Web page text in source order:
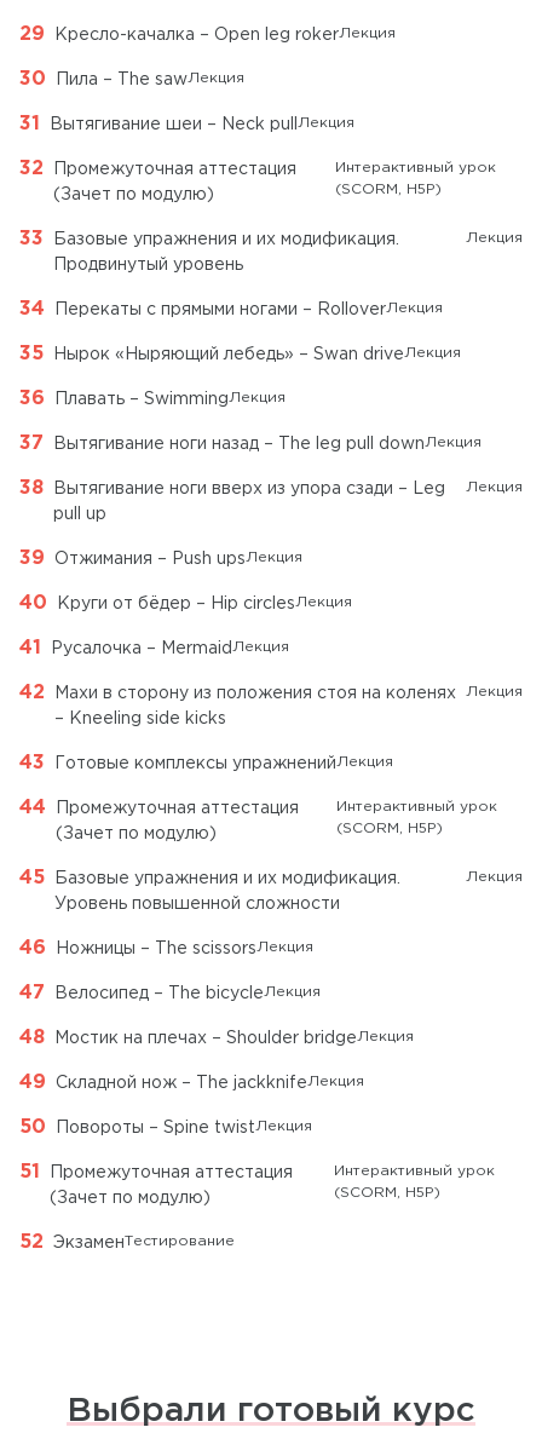
Кресло-качалка – Open leg rokerЛекция
Пила – The sawЛекция
Вытягивание шеи – Neck pull Лекция
Промежуточная аттестация
(Зачет по модулю)
Интерактивный урок
(SCORM, H5P)
Базовые упражнения и их модификация.
Продвинутый уровень
Лекция
Перекаты с прямыми ногами – RolloverЛекция
Нырок «Ныряющий лебедь» – Swan drive Лекция
Плавать – Swimming Лекция
Вытягивание ноги назад – The leg pull down Лекция
Вытягивание ноги вверх из упора сзади – Leg
pull up
Лекция
Отжимания – Push ups Лекция
Круги от бёдер – Hip circles Лекция
Русалочка – Mermaid Лекция
Махи в сторону из положения стоя на коленях
– Kneeling side kicks
Лекция
Готовые комплексы упражнений Лекция
Промежуточная аттестация
(Зачет по модулю)
Интерактивный урок
(SCORM, H5P)
Базовые упражнения и их модификация.
Уровень повышенной сложности
Лекция
Ножницы – The scissors Лекция
Велосипед – The bicycle Лекция
Мостик на плечах – Shoulder bridge Лекция
Складной нож – The jackknife Лекция
Повороты – Spine twist Лекция
Промежуточная аттестация
(Зачет по модулю)
Интерактивный урок
(SCORM, H5P)
ЭкзаменТестирование
Выбрали готовый курс